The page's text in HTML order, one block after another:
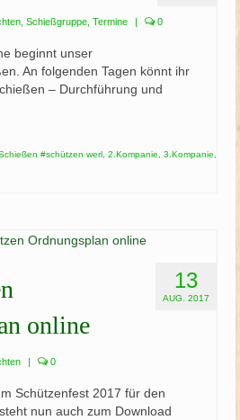
Schießgruppe Termine | 0
beginnt unser
An folgenden Tagen könnt ihr
– Durchführung und
#schützen werl 2.Kompanie 3.Kompanie
13
AUG. 2017
online
0
Schützenfest 2017 für den
nun auch zum Download